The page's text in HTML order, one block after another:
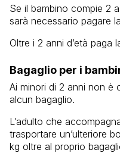
Se il bambino compie 2
sarà necessario pagare
Oltre i 2 anni d’età paga
Bagaglio per i
Ai minori di 2 anni non è
alcun bagaglio.
L’adulto che
trasportare un’ulteriore
kg oltre al proprio